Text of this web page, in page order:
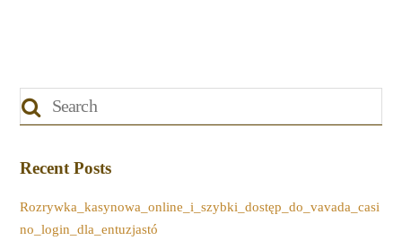
Recent Posts
Rozrywka_kasynowa_online_i_szybki_dostęp_do_vavada_casi
no_login_dla_entuzjastó